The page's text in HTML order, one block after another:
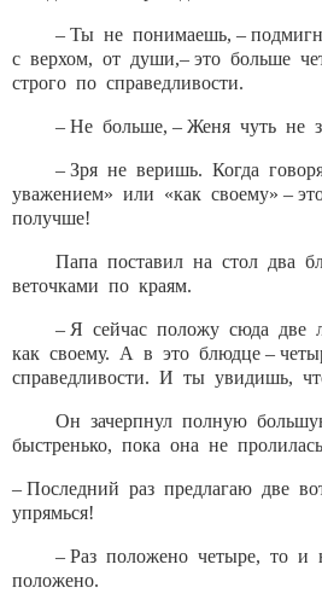
– Ты не понимаешь, –
с верхом, от души,– это больше
строго по справедливости.
– Не больше, – Женя чуть не
– Зря не веришь. Когда
уважением» или «как своему» –
получше!
Папа поставил на стол два
веточками по краям.
– Я сейчас положу сюда две
как своему. А в это блюдце –
справедливости. И ты увидишь,
Он зачерпнул полную
быстренько, пока она не
– Последний раз предлагаю две
упрямься!
– Раз положено четыре, то и
положено.